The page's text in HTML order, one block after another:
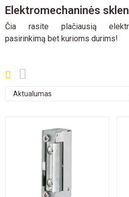
Elektromechaninės
Čia rasite plačiausią
pasirinkimą bet kurioms durims!
Aktualumas